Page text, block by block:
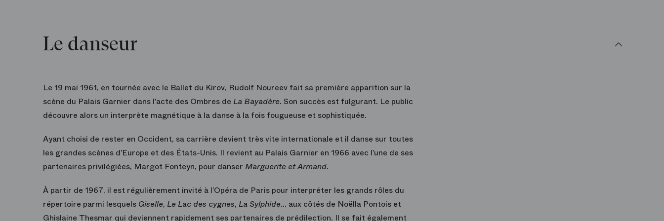
Le danseur
Le 19 mai 1961, en tournée avec le Ballet du Kirov, Rudolf Noureev fait sa première apparition sur la
scène du Palais Garnier dans l’acte des Ombres de La Bayadère. Son succès est fulgurant. Le public
découvre alors un interprète magnétique à la danse à la fois fougueuse et sophistiquée.
Ayant choisi de rester en Occident, sa carrière devient très vite internationale et il danse sur toutes
les grandes scènes d’Europe et des États-Unis. Il revient au Palais Garnier en 1966 avec l’une de ses
partenaires privilégiées, Margot Fonteyn, pour danser Marguerite et Armand.
À partir de 1967, il est régulièrement invité à l’Opéra de Paris pour interpréter les grands rôles du
répertoire parmi lesquels Giselle, Le Lac des cygnes, La Sylphide… aux côtés de Noëlla Pontois et
Ghislaine Thesmar qui deviennent rapidement ses partenaires de prédilection. Il se fait également